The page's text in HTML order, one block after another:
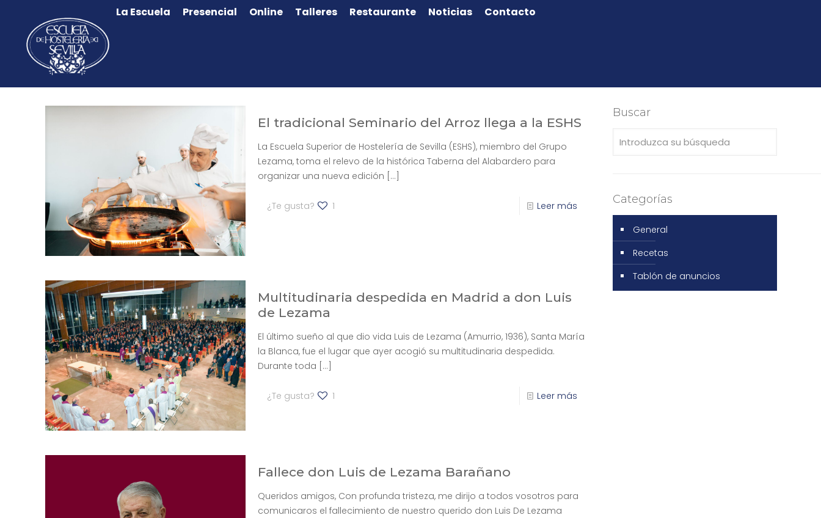
La Escuela Presencial Online Talleres Restaurante Noticias Contacto
El tradicional Seminario del Arroz llega a la ESHS
La Escuela Superior de Hostelería de Sevilla (ESHS), miembro del Grupo
Lezama, toma el relevo de la histórica Taberna del Alabardero para
organizar una nueva edición […]
¿Te gusta? 1 Leer más
Multitudinaria despedida en Madrid a don Luis
de Lezama
El último sueño al que dio vida Luis de Lezama (Amurrio, 1936), Santa María
la Blanca, fue el lugar que ayer acogió su multitudinaria despedida.
Durante toda […]
¿Te gusta? 1 Leer más
Fallece don Luis de Lezama Barañano
Queridos amigos, Con profunda tristeza, me dirijo a todos vosotros para
comunicaros el fallecimiento de nuestro querido don Luis De Lezama
Buscar
Categorías
General
Recetas
Tablón de anuncios